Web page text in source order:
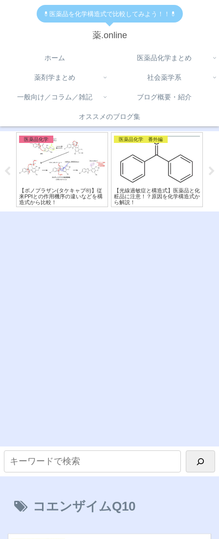
💊医薬品を化学構造式で比較してみよう！！💊
薬.online
ホーム 医薬品化学まとめ
薬剤学まとめ 社会薬学系
一般向け／コラム／雑記 ブログ概要・紹介
オススメのブログ集
医薬品化学
【ボノプラザン(タケキャブ®︎)】従
来PPIとの作用機序の違いなどを構
造式から比較！
医薬品化学 番外編
【光線過敏症と構造式】医薬品と化
粧品に注意！？原因を化学構造式か
ら解説！
コエンザイムQ10